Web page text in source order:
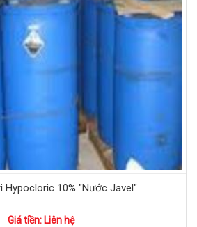
Hypocloric 10% "Nước Javel"
Giá tiền: Liên hệ